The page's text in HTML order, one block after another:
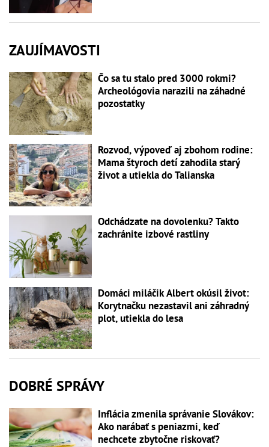
ZAUJÍMAVOSTI
Čo sa tu stalo pred 3000 rokmi?
Archeológovia narazili na záhadné
pozostatky
Rozvod, výpoveď aj zbohom rodine:
Mama štyroch detí zahodila starý
život a utiekla do Talianska
Odchádzate na dovolenku? Takto
zachránite izbové rastliny
Domáci miláčik Albert okúsil život:
Korytnačku nezastavil ani záhradný
plot, utiekla do lesa
DOBRÉ SPRÁVY
Inflácia zmenila správanie Slovákov:
Ako narábať s peniazmi, keď
nechcete zbytočne riskovať?